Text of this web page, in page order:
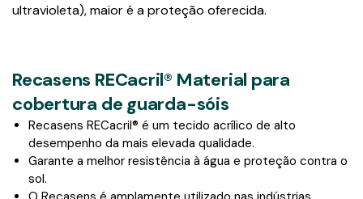
ultravioleta), maior é a proteção oferecida.
Recasens RECacril® Material para
cobertura de guarda-sóis
Recasens RECacril® é um tecido acrílico de alto
desempenho da mais elevada qualidade.
Garante a melhor resistência à água e proteção contra o
sol.